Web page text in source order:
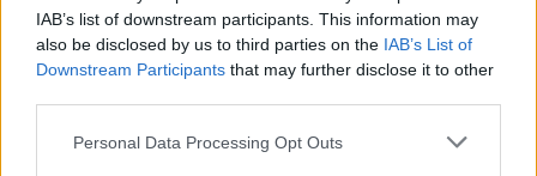
IAB’s list of downstream participants. This information may
also be disclosed by us to third parties on the IAB’s List of
Downstream Participants that may further disclose it to other
Please note that this website/app uses one or more Google
Personal Data Processing Opt Outs
Felhasználónév
Jelszó
Bejelentkezés
faiskola.hu
Kertészeti, kerti termékek és szolgáltatások térképes